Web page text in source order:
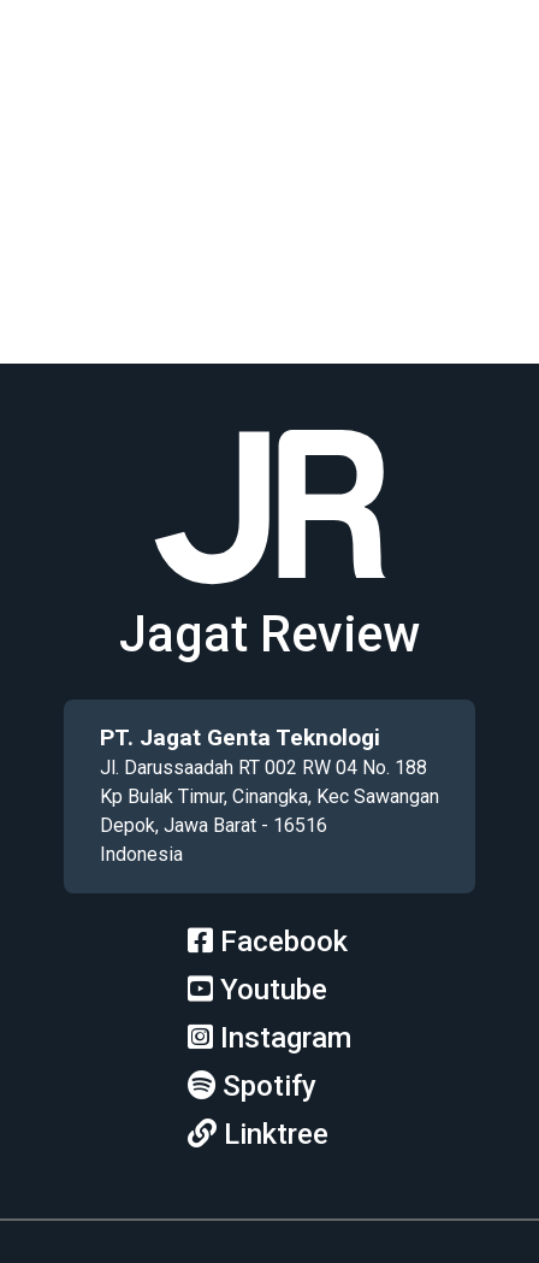
Jagat Review
PT. Jagat Genta Teknologi
Jl. Darussaadah RT 002 RW 04 No. 188
Kp Bulak Timur, Cinangka, Kec Sawangan
Depok, Jawa Barat - 16516
Indonesia
Facebook
Youtube
Instagram
Spotify
Linktree